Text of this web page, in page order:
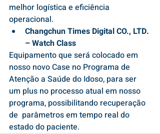
melhor logística e eficiência
operacional.
Changchun Times Digital CO., LTD.
– Watch Class
Equipamento que será colocado em
nosso novo Case no Programa de
Atenção a Saúde do Idoso, para ser
um plus no processo atual em nosso
programa, possibilitando recuperação
de  parâmetros em tempo real do
estado do paciente.